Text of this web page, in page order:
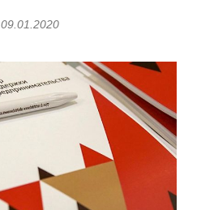
09.01.2020